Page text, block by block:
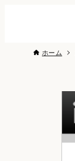
ホーム